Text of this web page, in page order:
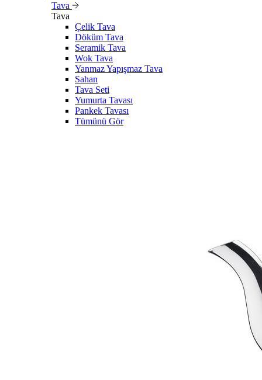
Tava
Tava
Çelik Tava
Döküm Tava
Seramik Tava
Wok Tava
Yanmaz Yapışmaz Tava
Sahan
Tava Seti
Yumurta Tavası
Pankek Tavası
Tümünü Gör